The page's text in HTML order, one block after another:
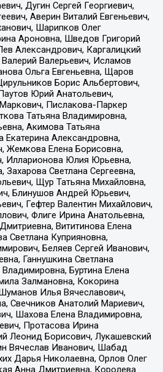
Дугин Сергей Георгиевич,
Аверин Виталий Евгеньевич,
Шарипков Олег
Ароновна, Шведов Григорий
Александрович, Каргалицкий
Валерьевич, Исламов
Ольга Евгеньевна, Щаров
Борис Альбертович,
Юрий Анатольевич,
Пислакова-Паркер
Татьяна Владимировна,
Акимова Татьяна
Екатерина Александровна,
Жемкова Елена Борисовна,
Илларионова Юлия Юрьевна,
Захарова Светлана Сергеевна,
Щур Татьяна Михайловна,
Блинушов Андрей Юрьевич,
Гефтер Валентин Михайлович,
Флиге Ирина Анатольевна,
Вититинова Елена
Светлана Куприяновна,
Беляев Сергей Иванович,
Ганнушкина Светлана
Буртина Елена
Залмановна, Кокорина
Илья Вячеславович,
Свечников Анатолий Мариевич,
Шахова Елена Владимировна,
Протасова Ирина
Леонид Борисович, Лукашевский
Вячеслав Иванович, Шабад
Дарья Николаевна, Орлов Олег
Анна Дмитриевна, Королева